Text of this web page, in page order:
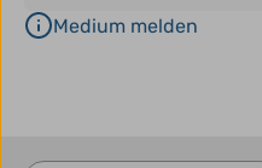
Medium melden